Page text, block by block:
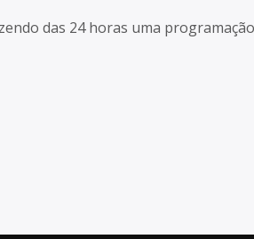
das 24 horas uma